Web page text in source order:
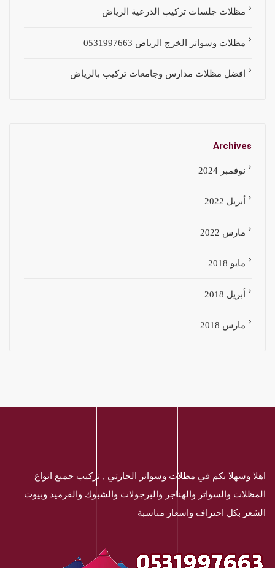
مظلات جلسات تركيب الدرعية الرياض
مظلات وسواتر الخرج الرياض 0531997663
افضل مظلات مدارس وجامعات تركيب بالرياض
Archives
نوفمبر 2024
أبريل 2022
مارس 2022
مايو 2018
أبريل 2018
مارس 2018
اهلا وسهلا بكم في مظلات وسواتر الحارثي , تركيب جميع انواع
المظلات والسواتر والهناجر والبرجولات والشبوك والقرميد وبيوت
الشعر بكل احتراف واسعار مناسبة